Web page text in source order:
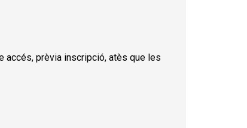
accés, prèvia inscripció, atès que les